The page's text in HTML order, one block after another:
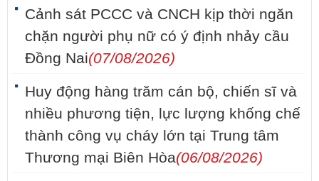
Cảnh sát PCCC và CNCH kịp thời ngăn
chặn người phụ nữ có ý định nhảy cầu
Đồng Nai(07/08/2026)
Huy động hàng trăm cán bộ, chiến sĩ và
nhiều phương tiện, lực lượng khống chế
thành công vụ cháy lớn tại Trung tâm
Thương mại Biên Hòa(06/08/2026)